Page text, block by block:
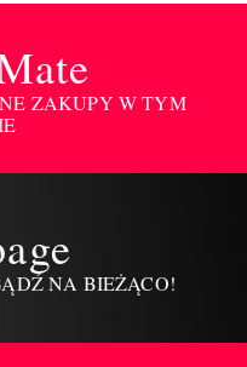
ZAKUPY W TYM
NA BIEŻĄCO!